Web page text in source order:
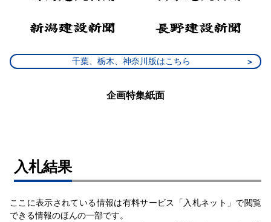
千葉、栃木、神奈川版はこちら
企画特集紙面
⼊札結果
ここに表示されている情報は有料サービス「入札ネット」で閲覧
できる情報のほんの一部です。